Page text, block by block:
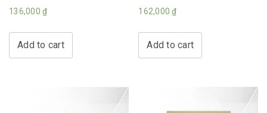
136,000 ₫
Add to cart
162,000₫
Add to cart